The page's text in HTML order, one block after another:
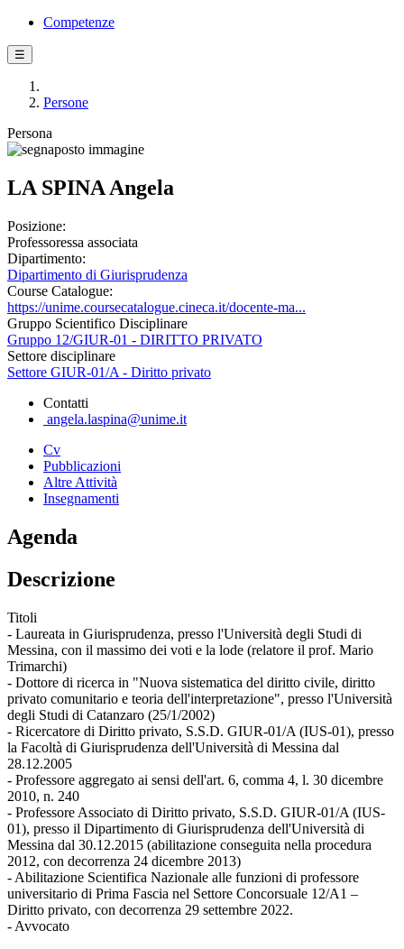
Competenze
☰
Persone
Persona
LA SPINA Angela
Posizione:
Professoressa associata
Dipartimento:
Dipartimento di Giurisprudenza
Course Catalogue:
https://unime.coursecatalogue.cineca.it/docente-ma...
Gruppo Scientifico Disciplinare
Gruppo 12/GIUR-01 - DIRITTO PRIVATO
Settore disciplinare
Settore GIUR-01/A - Diritto privato
Contatti
angela.laspina@unime.it
Cv
Pubblicazioni
Altre Attività
Insegnamenti
Agenda
Descrizione
Titoli
- Laureata in Giurisprudenza, presso l'Università degli Studi di
Messina, con il massimo dei voti e la lode (relatore il prof. Mario
Trimarchi)
- Dottore di ricerca in "Nuova sistematica del diritto civile, diritto
privato comunitario e teoria dell'interpretazione", presso l'Università
degli Studi di Catanzaro (25/1/2002)
- Ricercatore di Diritto privato, S.S.D. GIUR-01/A (IUS-01), presso
la Facoltà di Giurisprudenza dell'Università di Messina dal
28.12.2005
- Professore aggregato ai sensi dell'art. 6, comma 4, l. 30 dicembre
2010, n. 240
- Professore Associato di Diritto privato, S.S.D. GIUR-01/A (IUS-
01), presso il Dipartimento di Giurisprudenza dell'Università di
Messina dal 30.12.2015 (abilitazione conseguita nella procedura
2012, con decorrenza 24 dicembre 2013)
- Abilitazione Scientifica Nazionale alle funzioni di professore
universitario di Prima Fascia nel Settore Concorsuale 12/A1 –
Diritto privato, con decorrenza 29 settembre 2022.
- Avvocato